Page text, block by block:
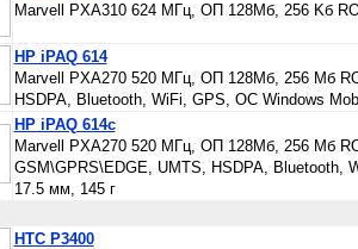
Marvell PXA310 624 МГц, ОП 128Мб, 256 Kб
HP iPAQ 614
Marvell PXA270 520 МГц, ОП 128Мб, 256 Мб
HSDPA, Bluetooth, WiFi, GPS, ОС Windows
HP iPAQ 614c
Marvell PXA270 520 МГц, ОП 128Мб, 256 Мб
GSM\GPRS\EDGE, UMTS, HSDPA,
17.5 мм, 145 г
HTC P3400